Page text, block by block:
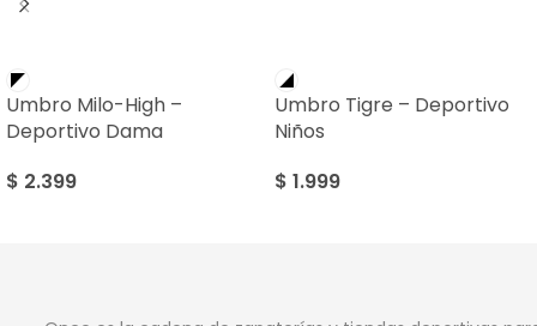
Umbro Milo-High –
Deportivo Dama
$ 2.399
Umbro Tigre – Deportivo
Niños
$ 1.999